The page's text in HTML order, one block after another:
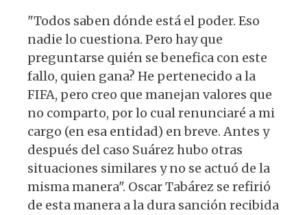
p
p
o
o
k
m
"Todos saben dónde está el poder. Eso
nadie lo cuestiona. Pero hay que
preguntarse quién se benefica con este
fallo, quien gana? He pertenecido a la
FIFA, pero creo que manejan valores que
no comparto, por lo cual renunciaré a mi
cargo (en esa entidad) en breve. Antes y
después del caso Suárez hubo otras
situaciones similares y no se actuó de la
misma manera". Oscar Tabárez se refirió
de esta manera a la dura sanción recibida